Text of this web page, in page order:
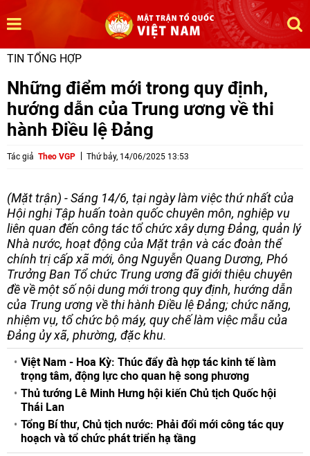
TIN TỔNG HỢP
Những điểm mới trong quy định,
hướng dẫn của Trung ương về thi
hành Điều lệ Đảng
Tác giả Theo VGP Thứ bảy, 14/06/2025 13:53
(Mặt trận) - Sáng 14/6, tại ngày làm việc thứ nhất của
Hội nghị Tập huấn toàn quốc chuyên môn, nghiệp vụ
liên quan đến công tác tổ chức xây dựng Đảng, quản lý
Nhà nước, hoạt động của Mặt trận và các đoàn thể
chính trị cấp xã mới, ông Nguyễn Quang Dương, Phó
Trưởng Ban Tổ chức Trung ương đã giới thiệu chuyên
đề về một số nội dung mới trong quy định, hướng dẫn
của Trung ương về thi hành Điều lệ Đảng; chức năng,
nhiệm vụ, tổ chức bộ máy, quy chế làm việc mẫu của
Đảng ủy xã, phường, đặc khu.
Việt Nam - Hoa Kỳ: Thúc đẩy đà hợp tác kinh tế làm
trọng tâm, động lực cho quan hệ song phương
Thủ tướng Lê Minh Hưng hội kiến Chủ tịch Quốc hội
Thái Lan
Tổng Bí thư, Chủ tịch nước: Phải đổi mới công tác quy
hoạch và tổ chức phát triển hạ tầng